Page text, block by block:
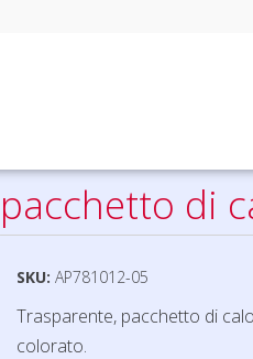
pacchetto di
SKU: AP781012-05
Trasparente, pacchetto di
colorato.